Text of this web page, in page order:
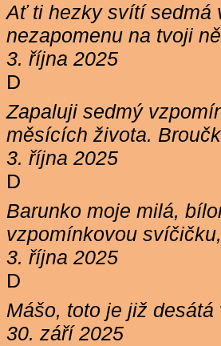
Ať ti hezky svítí sedmá
nezapomenu na tvoji
3. října 2025
D
Zapaluji sedmý
měsících života.
3. října 2025
D
Barunko moje milá,
vzpomínkovou
3. října 2025
D
Mášo, toto je již
30. září 2025